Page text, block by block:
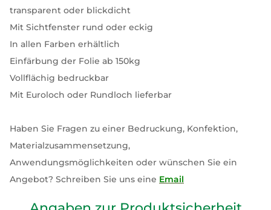
transparent oder blickdicht
Mit Sichtfenster rund oder eckig
In allen Farben erhältlich
Einfärbung der Folie ab 150kg
Vollflächig bedruckbar
Mit Euroloch oder Rundloch lieferbar
Haben Sie Fragen zu einer Bedruckung, Konfektion,
Materialzusammensetzung,
Anwendungsmöglichkeiten oder wünschen Sie ein
Angebot? Schreiben Sie uns eine Email